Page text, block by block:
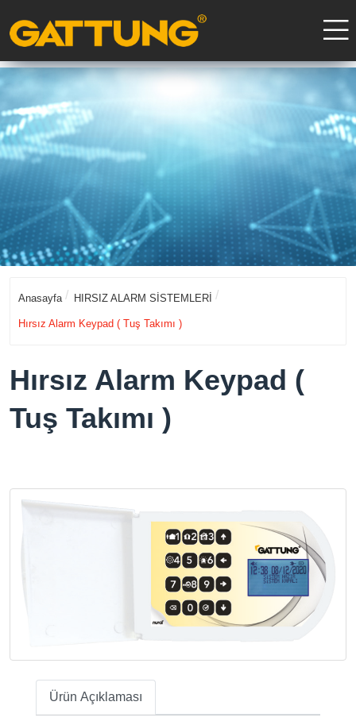
Anasayfa HIRSIZ ALARM SİSTEMLERİ
Hırsız Alarm Keypad ( Tuş Takımı )
Hırsız Alarm Keypad (
Tuş Takımı )
Ürün Açıklaması